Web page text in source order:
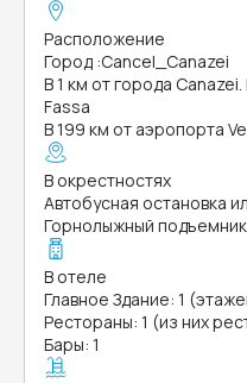
Расположение
Город :Cancel_Canazei
В 1 км от города
Fassa
В 199 км от аэропорта
В окрестностях
Автобусная остановка
Горнолыжный подъемник
В отеле
Главное Здание: 1
Рестораны: 1 (из них
Бары: 1